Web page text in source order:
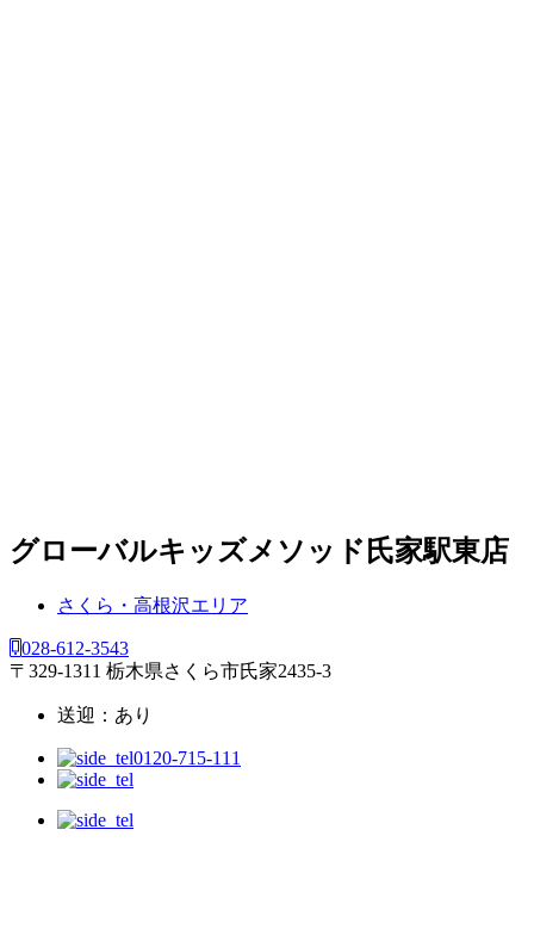
グローバルキッズメソッド氏家駅東店
さくら・高根沢エリア
028-612-3543
〒329-1311 栃木県さくら市氏家2435-3
送迎：あり
0120-715-111